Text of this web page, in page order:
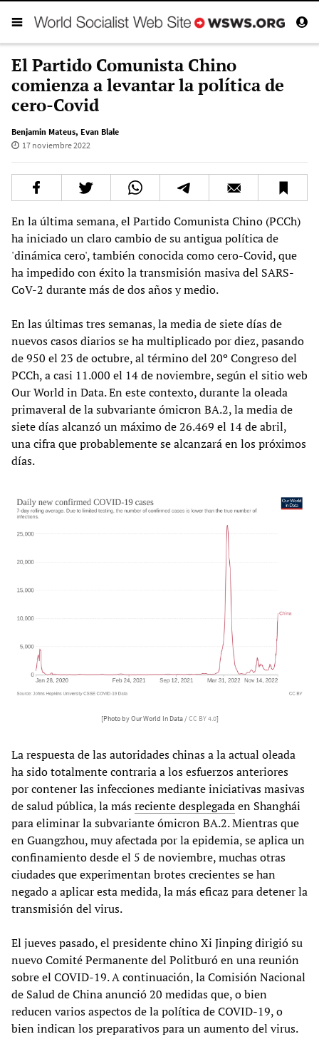
El Partido Comunista Chino
comienza a levantar la política de
cero-Covid
Benjamin Mateus, Evan Blale
17 noviembre 2022
En la última semana, el Partido Comunista Chino (PCCh)
ha iniciado un claro cambio de su antigua política de
'dinámica cero', también conocida como cero-Covid, que
ha impedido con éxito la transmisión masiva del SARS-
CoV-2 durante más de dos años y medio.
En las últimas tres semanas, la media de siete días de
nuevos casos diarios se ha multiplicado por diez, pasando
de 950 el 23 de octubre, al término del 20º Congreso del
PCCh, a casi 11.000 el 14 de noviembre, según el sitio web
Our World in Data. En este contexto, durante la oleada
primaveral de la subvariante ómicron BA.2, la media de
siete días alcanzó un máximo de 26.469 el 14 de abril,
una cifra que probablemente se alcanzará en los próximos
días.
[Photo by Our World In Data /CC BY 4.0]
La respuesta de las autoridades chinas a la actual oleada
ha sido totalmente contraria a los esfuerzos anteriores
por contener las infecciones mediante iniciativas masivas
de salud pública, la másreciente desplegadaen Shanghái
para eliminar la subvariante ómicron BA.2. Mientras que
en Guangzhou, muy afectada por la epidemia, se aplica un
confinamiento desde el 5 de noviembre, muchas otras
ciudades que experimentan brotes crecientes se han
negado a aplicar esta medida, la más eficaz para detener la
transmisión del virus.
El jueves pasado, el presidente chino Xi Jinping dirigió su
nuevo Comité Permanente del Politburó en una reunión
sobre el COVID-19. A continuación, la Comisión Nacional
de Salud de China anunció 20 medidas que, o bien
reducen varios aspectos de la política de COVID-19, o
bien indican los preparativos para un aumento del virus.